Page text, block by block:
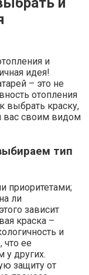
и
идея!
– это не
отопления
выбрать краску,
вас своим видом
тип
приоритетами;
ли
зависит
краска –
и
что ее
у других.
защиту от